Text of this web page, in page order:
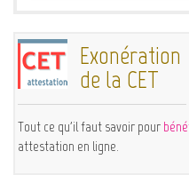
Exonération
de la CET
Tout ce qu'il faut savoir pour
attestation en ligne.